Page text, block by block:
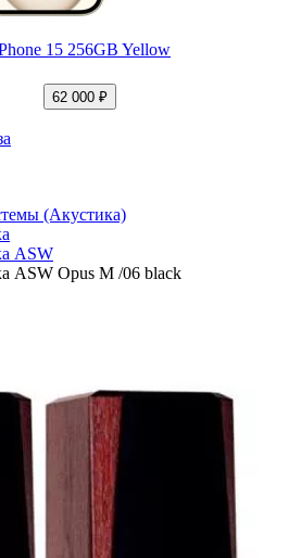
15 256GB Yellow
62 000 ₽
(Акустика)
ASW
ASW Opus M /06 black